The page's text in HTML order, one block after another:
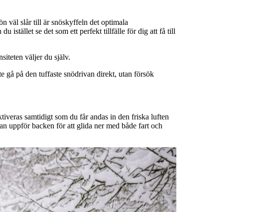
väl slår till är snöskyffeln det optimala
du istället se det som ett perfekt tillfälle för dig att få till
väljer du själv.
gå på den tuffaste snödrivan direkt, utan försök
samtidigt som du får andas in den friska luften
uppför backen för att glida ner med både fart och